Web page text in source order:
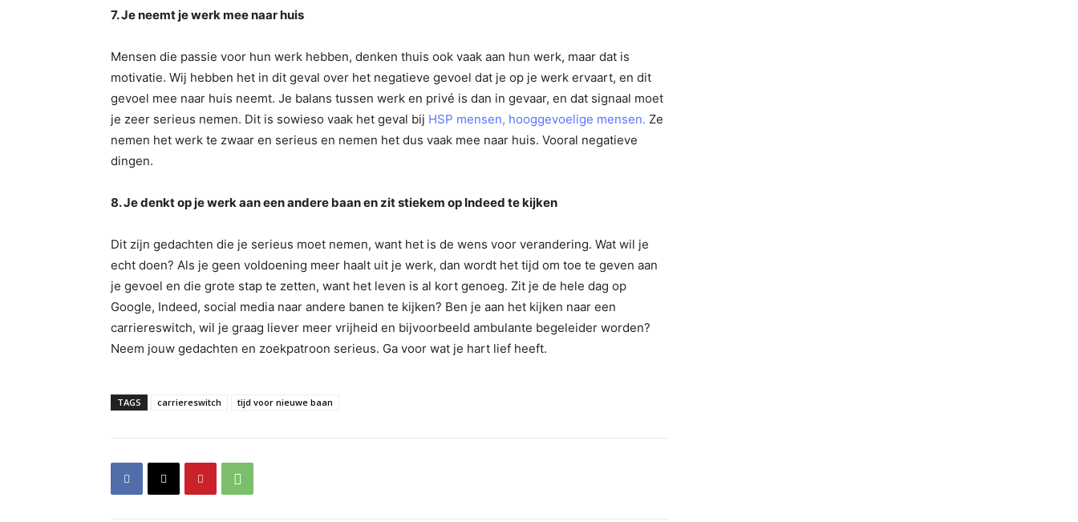
7. Je neemt je werk mee naar huis
Mensen die passie voor hun werk hebben, denken thuis ook vaak aan hun werk, maar dat is
motivatie. Wij hebben het in dit geval over het negatieve gevoel dat je op je werk ervaart, en dit
gevoel mee naar huis neemt. Je balans tussen werk en privé is dan in gevaar, en dat signaal moet
je zeer serieus nemen. Dit is sowieso vaak het geval bij HSP mensen, hooggevoelige mensen. Ze
nemen het werk te zwaar en serieus en nemen het dus vaak mee naar huis. Vooral negatieve
dingen.
8. Je denkt op je werk aan een andere baan en zit stiekem op Indeed te kijken
Dit zijn gedachten die je serieus moet nemen, want het is de wens voor verandering. Wat wil je
echt doen? Als je geen voldoening meer haalt uit je werk, dan wordt het tijd om toe te geven aan
je gevoel en die grote stap te zetten, want het leven is al kort genoeg. Zit je de hele dag op
Google, Indeed, social media naar andere banen te kijken? Ben je aan het kijken naar een
carriereswitch, wil je graag liever meer vrijheid en bijvoorbeeld ambulante begeleider worden?
Neem jouw gedachten en zoekpatroon serieus. Ga voor wat je hart lief heeft.
TAGS carriereswitch tijd voor nieuwe baan